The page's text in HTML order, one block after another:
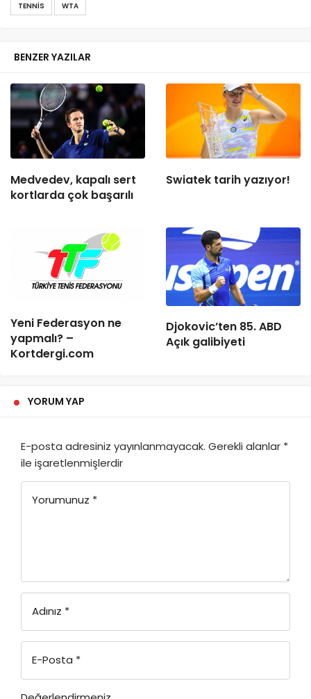
TENNIS
WTA
BENZER YAZILAR
Medvedev, kapalı sert
kortlarda çok başarılı
Swiatek tarih yazıyor!
Yeni Federasyon ne
yapmalı? –
Kortdergi.com
Djokovic’ten 85. ABD
Açık galibiyeti
YORUM YAP
E-posta adresiniz yayınlanmayacak. Gerekli alanlar *
ile işaretlenmişlerdir
Yorumunuz *
Adınız *
E-Posta *